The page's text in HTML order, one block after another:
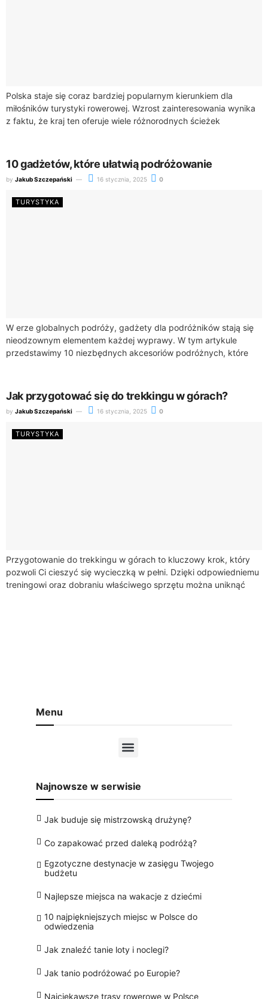
Polska staje się coraz bardziej popularnym kierunkiem dla
miłośników turystyki rowerowej. Wzrost zainteresowania wynika
z faktu, że kraj ten oferuje wiele różnorodnych ścieżek
10 gadżetów, które ułatwią podróżowanie
by Jakub Szczepański 16 stycznia, 2025 0
TURYSTYKA
W erze globalnych podróży, gadżety dla podróżników stają się
nieodzownym elementem każdej wyprawy. W tym artykule
przedstawimy 10 niezbędnych akcesoriów podróżnych, które
Jak przygotować się do trekkingu w górach?
by Jakub Szczepański 16 stycznia, 2025 0
TURYSTYKA
Przygotowanie do trekkingu w górach to kluczowy krok, który
pozwoli Ci cieszyć się wycieczką w pełni. Dzięki odpowiedniemu
treningowi oraz dobraniu właściwego sprzętu można uniknąć
Menu
Najnowsze w serwisie
Jak buduje się mistrzowską drużynę?
Co zapakować przed daleką podróżą?
Egzotyczne destynacje w zasięgu Twojego
budżetu
Najlepsze miejsca na wakacje z dziećmi
10 najpiękniejszych miejsc w Polsce do
odwiedzenia
Jak znaleźć tanie loty i noclegi?
Jak tanio podróżować po Europie?
Najciekawsze trasy rowerowe w Polsce